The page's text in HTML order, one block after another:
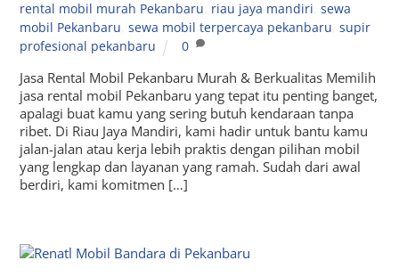
rental mobil murah Pekanbaru riau jaya mandiri ,sewa
mobil Pekanbaru ,sewa mobil terpercaya pekanbaru ,supir
profesional pekanbaru
0
Jasa Rental Mobil Pekanbaru Murah & Berkualitas Memilih
jasa rental mobil Pekanbaru yang tepat itu penting banget,
apalagi buat kamu yang sering butuh kendaraan tanpa
ribet. Di Riau Jaya Mandiri, kami hadir untuk bantu kamu
jalan-jalan atau kerja lebih praktis dengan pilihan mobil
yang lengkap dan layanan yang ramah. Sudah dari awal
berdiri, kami komitmen […]